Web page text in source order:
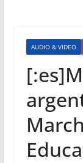
AUDIO & VIDEO